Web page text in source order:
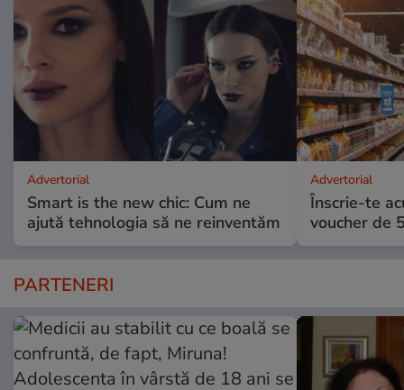
Advertorial
Smart is the new chic: Cum ne
ajută tehnologia să ne reinventăm
Advertorial
Înscrie-te
voucher de
PARTENERI